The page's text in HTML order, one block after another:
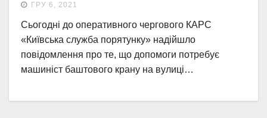
ГРУ 6, 2021
Сьогодні до оперативного чергового КАРС
«Київська служба порятунку» надійшло
повідомлення про те, що допомоги потребує
машиніст баштового крану на вулиці…